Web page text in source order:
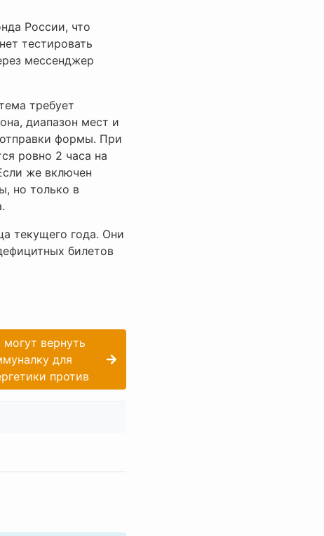
России, что
тестировать
мессенджер
требует
диапазон мест и
формы. При
ровно 2 часа на
же включен
но только в
текущего года. Они
билетов
вернуть
для
против